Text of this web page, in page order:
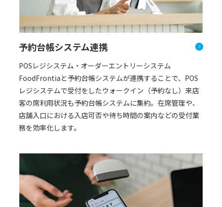
予約台帳システム連携
POSレジシステム・オーダーエントリーシステム
FoodFrontiaと予約台帳システムが連携することで、POS
レジシステムで受付をしたウォークイン（予約なし）来店
客の席利用状況も予約台帳システムに集約。在席管理や、
店舗入口における入店可否や待ち時間の案内などの受付業
務を効率化します。